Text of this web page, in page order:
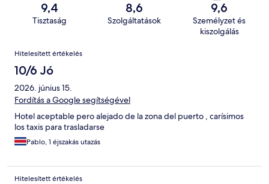
9,4
Tisztaság
8,6
Szolgáltatások
9,6
Személyzet és
kiszolgálás
Értékelések
Hitelesített értékelés
10/6 Jó
2026. június 15.
Fordítás a Google segítségével
Hotel aceptable pero alejado de la zona del puerto , carísimos
los taxis para trasladarse
Pablo, 1 éjszakás utazás
Hitelesített értékelés